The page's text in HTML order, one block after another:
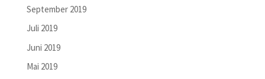
September 2019
Juli 2019
Juni 2019
Mai 2019